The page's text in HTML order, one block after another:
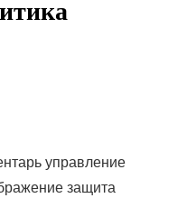
управление
защита